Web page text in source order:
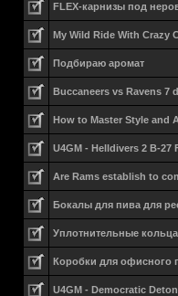
FLEX-карнизы под
My Wild Ride With Crazy
Подбираю аромат
Buccaneers vs Ravens 7
How to Master Style and
U4GM - Helldivers 2 B-
Are Rams establish to
Бокалы для пива для
Уплотнительные
Коробки для офисного
U4GM - Democratic